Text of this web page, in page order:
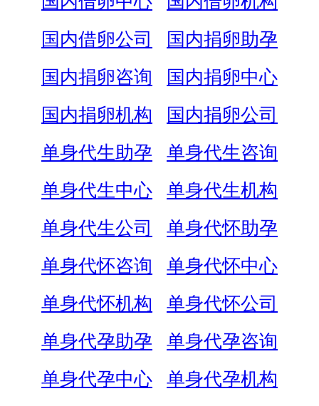
国内借卵公司
国内捐卵助孕
国内捐卵咨询
国内捐卵中心
国内捐卵机构
国内捐卵公司
单身代生助孕
单身代生咨询
单身代生中心
单身代生机构
单身代生公司
单身代怀助孕
单身代怀咨询
单身代怀中心
单身代怀机构
单身代怀公司
单身代孕助孕
单身代孕咨询
单身代孕中心
单身代孕机构